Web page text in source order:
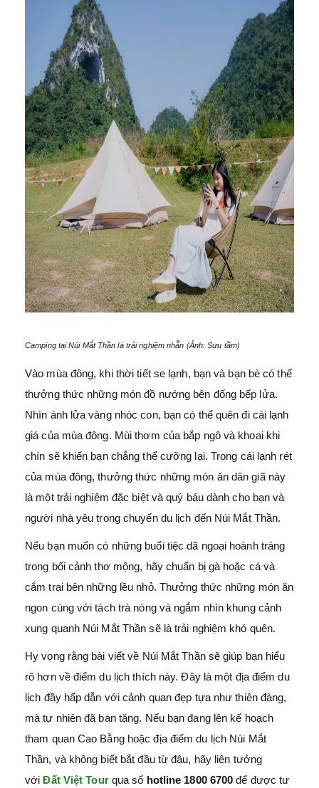
Camping tại Núi Mắt Thần là trải nghiệm nhẵn (Ảnh: Sưu tầm)
Vào mùa đông, khi thời tiết se lạnh, bạn và bạn bè có thể
thưởng thức những món đồ nướng bên đống bếp lửa.
Nhìn ánh lửa vàng nhóc con, bạn có thể quên đi cái lạnh
giá của mùa đông. Mùi thơm của bắp ngô và khoai khi
chín sẽ khiến bạn chẳng thể cưỡng lại. Trong cái lạnh rét
của mùa đông, thưởng thức những món ăn dân giã này
là một trải nghiệm đặc biệt và quý báu dành cho bạn và
người nhà yêu trong chuyến du lịch đến Núi Mắt Thần.
Nếu bạn muốn có những buổi tiệc dã ngoại hoành tráng
trong bối cảnh thơ mộng, hãy chuẩn bị gà hoặc cá và
cắm trại bên những lều nhỏ. Thưởng thức những món ăn
ngon cùng với tách trà nóng và ngắm nhìn khung cảnh
xung quanh Núi Mắt Thần sẽ là trải nghiệm khó quên.
Hy vọng rằng bài viết về Núi Mắt Thần sẽ giúp bạn hiểu
rõ hơn về điểm du lịch thích này. Đây là một địa điểm du
lịch đầy hấp dẫn với cảnh quan đẹp tựa như thiên đàng,
mà tự nhiên đã ban tặng. Nếu bạn đang lên kế hoạch
tham quan Cao Bằng hoặc địa điểm du lịch Núi Mắt
Thần, và không biết bắt đầu từ đâu, hãy liên tưởng
với Đất Việt Tour qua số hotline 1800 6700 để được tư